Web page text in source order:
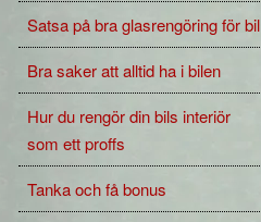
Satsa på bra glasrengöring för bil
Bra saker att alltid ha i bilen
Hur du rengör din bils interiör
som ett proffs
Tanka och få bonus